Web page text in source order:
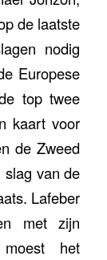
de laatste
nodig
Europese
top twee
kaart voor
de Zweed
slag van de
Lafeber
met zijn
moest het